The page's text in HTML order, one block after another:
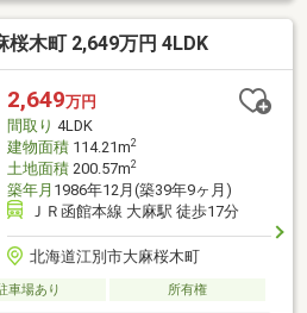
函館本線「大麻」
ライアル江別大麻店 徒歩7分
大麻東町店 徒歩5分（約370m）
歩8分（約580m）◆大麻東小学校
学校 徒歩22分（約1700m）
桜木町 2,649万円 4LDK
2,649万円
間取り 4LDK
建物面積114.21m2
土地面積200.57m2
築年月 1986年12月(築39年9ヶ月)
ＪＲ函館本線 大麻駅 徒歩17分
北海道江別市大麻桜木町
車場あり 所有権